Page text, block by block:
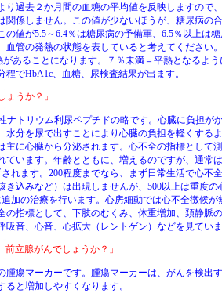
り過去２か月間の血糖の平均値を反映しますので
関係しません。この値が少ないほうが、糖尿病の
値が5.5～6.4％は糖尿病の予備軍、6.5％以上は糖
血管の発熱の状態を表していると考えてください
あることになります。７％未満＝平熱となるよ
程でHbA1c、血糖、尿検査結果が出ます。
ょうか？」
性ナトリウム利尿ペプチドの略です。心臓に負担が
水分を尿で出すことにより心臓の負担を軽くする
主に心臓から分泌されます。心不全の指標として
ています。年齢とともに、増えるのですが、通常は
れます。200程度までなら、まず日常生活で心不
き込みなど）は出現しませんが、500以上は重度
加の治療を行います。心房細動では心不全徴候が
の指標として、下肢のむくみ、体重増加、頚静脈
音、心音、心拡大（レントゲン）などを見ていま
前立腺がんでしょうか？」
腫瘍マーカーです。腫瘍マーカーは、がんを検出
と増加しやすくなります。